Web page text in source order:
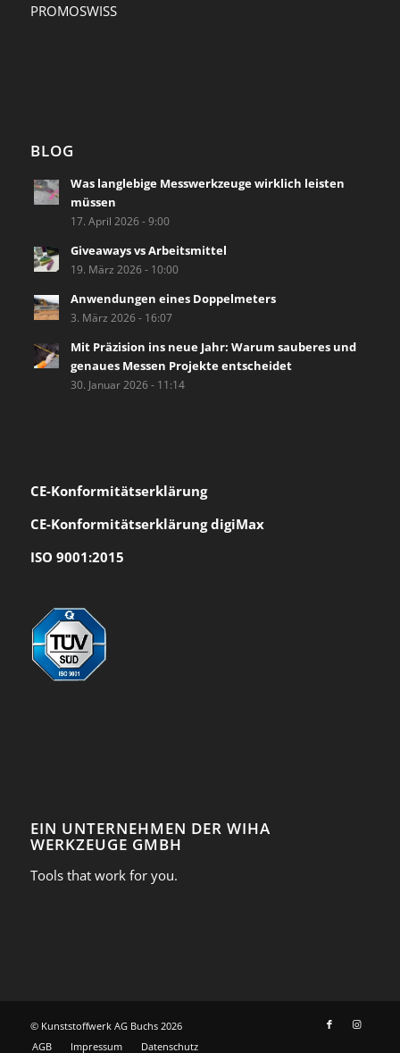
PROMOSWISS
BLOG
Was langlebige Messwerkzeuge wirklich leisten
müssen
17. April 2026 - 9:00
Giveaways vs Arbeitsmittel
19. März 2026 - 10:00
Anwendungen eines Doppelmeters
3. März 2026 - 16:07
Mit Präzision ins neue Jahr: Warum sauberes und
genaues Messen Projekte entscheidet
30. Januar 2026 - 11:14
CE-Konformitätserklärung
CE-Konformitätserklärung digiMax
ISO 9001:2015
EIN UNTERNEHMEN DER WIHA
WERKZEUGE GMBH
Tools that work for you.
© Kunststoffwerk AG Buchs 2026
AGB
Impressum Datenschutz